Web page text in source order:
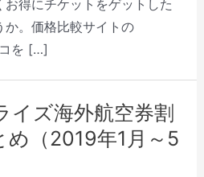
得にチケットをゲットした
か。価格比較サイトの
を […]
イズ海外航空券割
め（2019年1月～5